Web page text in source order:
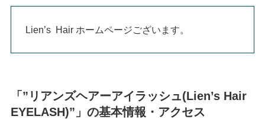
Lien’s Hair ホームページございます。
「”リアンズヘアーアイラッシュ(Lien’s Hair
EYELASH)”」の基本情報・アクセス